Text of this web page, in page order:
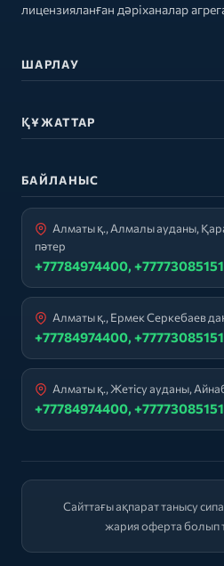
лицензияланған дәріханалар
ШАРЛАУ
ҚҰЖАТТАР
БАЙЛАНЫС
Алматы қ., Алмалы ауданы,
пәтер
+77784974400, +77773085151
Алматы қ., Ермек Серкебаев
+77784974400, +77773085151
Алматы қ., Жетісу ауданы,
+77784974400, +77773085151
Сайттағы ақпарат танысу
жария оферта болып